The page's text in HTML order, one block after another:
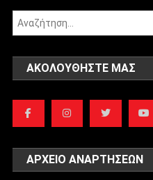
ΑΚΟΛΟΥΘΉΣΤΕ ΜΑΣ
ΑΡΧΕΊΟ ΑΝΑΡΤΉΣΕΩΝ